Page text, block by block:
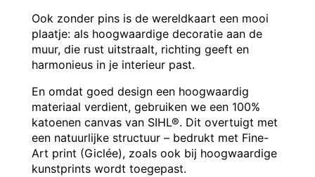
Ook zonder pins is de wereldkaart een mooi
plaatje: als hoogwaardige decoratie aan de
muur, die rust uitstraalt, richting geeft en
harmonieus in je interieur past.
En omdat goed design een hoogwaardig
materiaal verdient, gebruiken we een 100%
katoenen canvas van SIHL®. Dit overtuigt met
een natuurlijke structuur – bedrukt met Fine-
Art print (Giclée), zoals ook bij hoogwaardige
kunstprints wordt toegepast.